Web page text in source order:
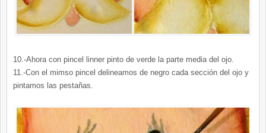
10.-Ahora con pincel linner pinto de verde la parte media del ojo.
11.-Con el mimso pincel delineamos de negro cada sección del ojo y
pintamos las pestañas.